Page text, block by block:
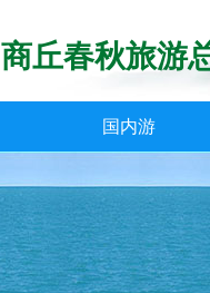
商丘春秋旅游
国内游